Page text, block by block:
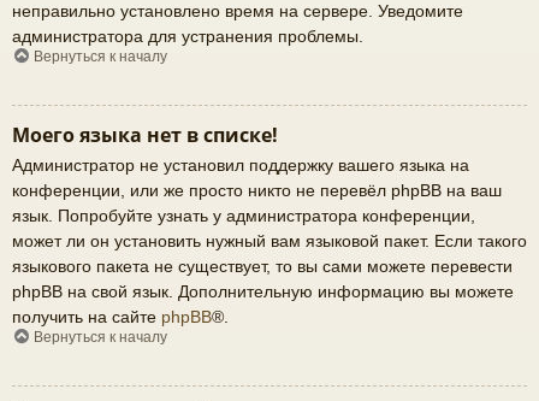
неправильно установлено время на сервере. Уведомите
администратора для устранения проблемы.
Вернуться к началу
Моего языка нет в списке!
Администратор не установил поддержку вашего языка на
конференции, или же просто никто не перевёл phpBB на ваш
язык. Попробуйте узнать у администратора конференции,
может ли он установить нужный вам языковой пакет. Если такого
языкового пакета не существует, то вы сами можете перевести
phpBB на свой язык. Дополнительную информацию вы можете
получить на сайте phpBB®.
Вернуться к началу